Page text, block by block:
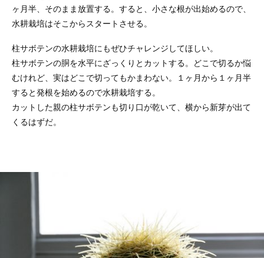
ヶ月半、そのまま放置する。すると、小さな根が出始めるので、
水耕栽培はそこからスタートさせる。
柱サボテンの水耕栽培にもぜひチャレンジしてほしい。
柱サボテンの胴を水平にざっくりとカットする。どこで切るか悩
むけれど、実はどこで切ってもかまわない。１ヶ月から１ヶ月半
すると発根を始めるので水耕栽培する。
カットした親の柱サボテンも切り口が乾いて、横から新芽が出て
くるはずだ。